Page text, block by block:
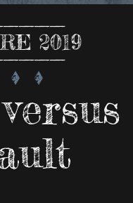
2019